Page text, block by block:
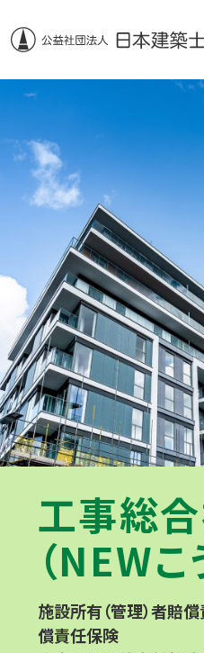
工事総
（NEWこ
施設所有（管理）者賠
償責任保険